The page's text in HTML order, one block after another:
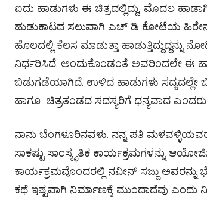
ಐದು ಹಾಡುಗಳು ಈ ಚಿತ್ರದಲ್ಲಿದ್ದು, ಮೊದಲ
ಹುಡುಕಾಟದ ಸಲುವಾಗಿ ಎಚ್ ಡಿ ಕೋಟೆಯ
ಹೊಲದಲ್ಲಿ ಕೆಲಸ ಮಾಡುತ್ತಾ
ನಿರ್ಧರಿಸಿದೆ. ಅಂದುಕೊಂಡಂತೆ ಅವರಿಂದಲೇ ಈ
ಬಿಡುಗಡೆಯಾಗಿದೆ. ಉಳಿದ ಹಾಡುಗಳು ಸದ್ಯದಲ್ಲೇ
ಹಾಗೂ ಚಿತ್ರತಂಡದ ಸದಸ್ಯರಿಗೆ ಧನ್ಯವಾದ
ನಾನು ಬೆಂಗಳೂರಿನವಳು. ನನ್ನ ಪತಿ
ಸಾಕಷ್ಟು ಸಾಂಸ್ಕೃತಿಕ ಕಾರ್ಯಕ್ರಮಗಳನ್ನು
ಕಾರ್ಯಕ್ರಮವೊಂದರಲ್ಲಿ ನವೀನ್ ಸಜ್ಜು
ಕಥೆ ಇಷ್ಟವಾಗಿ ನಿರ್ಮಾಣಕ್ಕೆ ಮುಂದಾದೆವು ಎಂದು